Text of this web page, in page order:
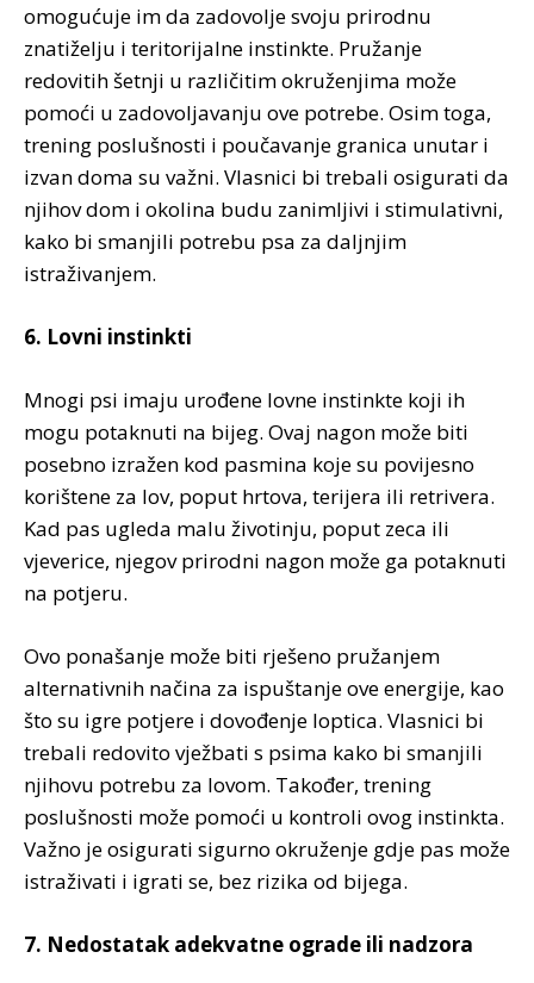
omogućuje im da zadovolje svoju prirodnu
znatiželju i teritorijalne instinkte. Pružanje
redovitih šetnji u različitim okruženjima može
pomoći u zadovoljavanju ove potrebe. Osim toga,
trening poslušnosti i poučavanje granica unutar i
izvan doma su važni. Vlasnici bi trebali osigurati da
njihov dom i okolina budu zanimljivi i stimulativni,
kako bi smanjili potrebu psa za daljnjim
istraživanjem.
6. Lovni instinkti
Mnogi psi imaju urođene lovne instinkte koji ih
mogu potaknuti na bijeg. Ovaj nagon može biti
posebno izražen kod pasmina koje su povijesno
korištene za lov, poput hrtova, terijera ili retrivera.
Kad pas ugleda malu životinju, poput zeca ili
vjeverice, njegov prirodni nagon može ga potaknuti
na potjeru.
Ovo ponašanje može biti rješeno pružanjem
alternativnih načina za ispuštanje ove energije, kao
što su igre potjere i dovođenje loptica. Vlasnici bi
trebali redovito vježbati s psima kako bi smanjili
njihovu potrebu za lovom. Također, trening
poslušnosti može pomoći u kontroli ovog instinkta.
Važno je osigurati sigurno okruženje gdje pas može
istraživati i igrati se, bez rizika od bijega.
7. Nedostatak adekvatne ograde ili nadzora